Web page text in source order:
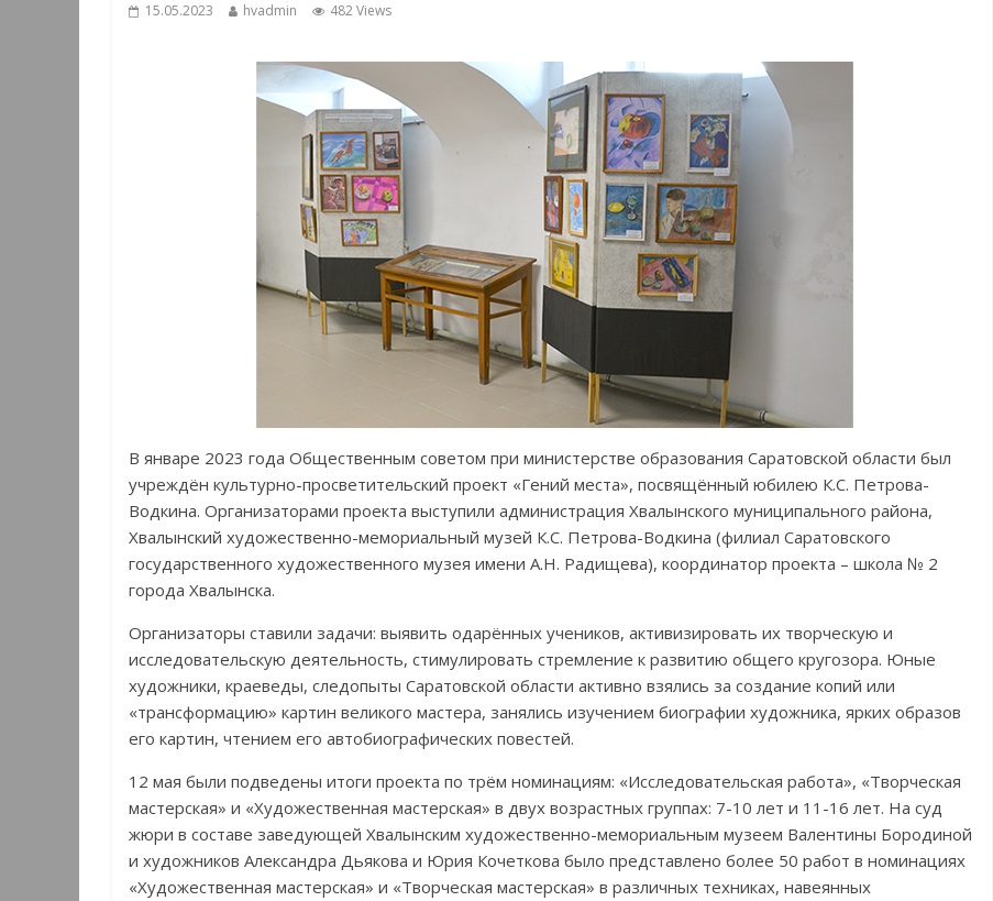
15.05.2023 hvadmin 482 Views
В январе 2023 года Общественным советом при министерстве образования Саратовской области был
учреждён культурно-просветительский проект «Гений места», посвящённый юбилею К.С. Петрова-
Водкина. Организаторами проекта выступили администрация Хвалынского муниципального района,
Хвалынский художественно-мемориальный музей К.С. Петрова-Водкина (филиал Саратовского
государственного художественного музея имени А.Н. Радищева), координатор проекта – школа № 2
города Хвалынска.
Организаторы ставили задачи: выявить одарённых учеников, активизировать их творческую и
исследовательскую деятельность, стимулировать стремление к развитию общего кругозора. Юные
художники, краеведы, следопыты Саратовской области активно взялись за создание копий или
«трансформацию» картин великого мастера, занялись изучением биографии художника, ярких образов
его картин, чтением его автобиографических повестей.
12 мая были подведены итоги проекта по трём номинациям: «Исследовательская работа», «Творческая
мастерская» и «Художественная мастерская» в двух возрастных группах: 7-10 лет и 11-16 лет. На суд
жюри в составе заведующей Хвалынским художественно-мемориальным музеем Валентины Бородиной
и художников Александра Дьякова и Юрия Кочеткова было представлено более 50 работ в номинациях
«Художественная мастерская» и «Творческая мастерская» в различных техниках, навеянных